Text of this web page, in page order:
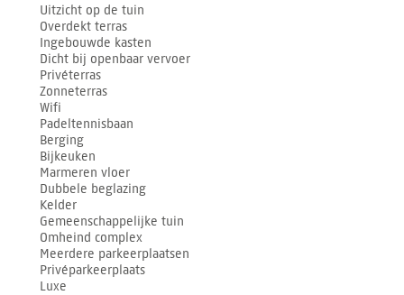
Uitzicht op de tuin
Overdekt terras
Ingebouwde kasten
Dicht bij openbaar vervoer
Privéterras
Zonneterras
Wifi
Padeltennisbaan
Berging
Bijkeuken
Marmeren vloer
Dubbele beglazing
Kelder
Gemeenschappelijke tuin
Omheind complex
Meerdere parkeerplaatsen
Privéparkeerplaats
Luxe